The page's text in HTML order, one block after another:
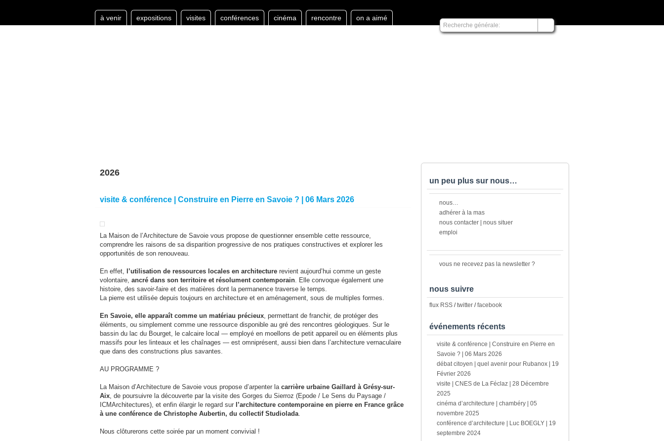
à venir expositions visites conférences cinéma rencontre on a aimé
2026
visite & conférence | Construire en Pierre en Savoie ? | 06 Mars 2026
La Maison de l’Architecture de Savoie vous propose de questionner ensemble cette ressource,
comprendre les raisons de sa disparition progressive de nos pratiques constructives et explorer les
opportunités de son renouveau.
En effet, l’utilisation de ressources locales en architecture revient aujourd’hui comme un geste
volontaire, ancré dans son territoire et résolument contemporain. Elle convoque également une
histoire, des savoir-faire et des matières dont la permanence traverse le temps.
La pierre est utilisée depuis toujours en architecture et en aménagement, sous de multiples formes.
En Savoie, elle apparaît comme un matériau précieux, permettant de franchir, de protéger des
éléments, ou simplement comme une ressource disponible au gré des rencontres géologiques. Sur le
bassin du lac du Bourget, le calcaire local — employé en moellons de petit appareil ou en éléments plus
massifs pour les linteaux et les chaînages — est omniprésent, aussi bien dans l’architecture vernaculaire
que dans des constructions plus savantes.
AU PROGRAMME ?
La Maison d’Architecture de Savoie vous propose d’arpenter la carrière urbaine Gaillard à Grésy-sur-
Aix, de poursuivre la découverte par la visite des Gorges du Sierroz (Epode / Le Sens du Paysage /
ICMArchitectures), et enfin élargir le regard sur l’architecture contemporaine en pierre en France grâce
à une conférence de Christophe Aubertin, du collectif Studiolada.
Nous clôturerons cette soirée par un moment convivial !
un peu plus sur nous…
nous…
adhérer à la mas
nous contacter | nous situer
emploi
vous ne recevez pas la newsletter ?
nous suivre
flux RSS /twitter /facebook
événements récents
visite & conférence | Construire en Pierre en
Savoie ? | 06 Mars 2026
débat citoyen | quel avenir pour Rubanox | 19
Février 2026
visite | CNES de La Féclaz | 28 Décembre
2025
cinéma d’architecture | chambéry | 05
novembre 2025
conférence d’architecture | Luc BOEGLY | 19
septembre 2024